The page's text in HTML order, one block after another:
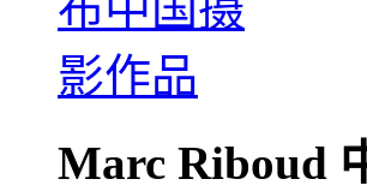
Marc Riboud